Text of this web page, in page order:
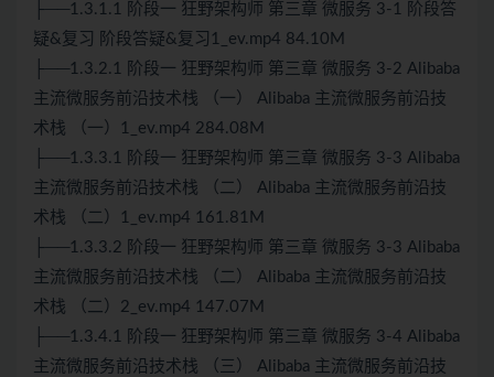
├──1.3.1.1 阶段一 狂野架构师 第三章 微服务 3-1 阶段答
疑&复习 阶段答疑&复习1_ev.mp4 84.10M
├──1.3.2.1 阶段一 狂野架构师 第三章 微服务 3-2 Alibaba
主流微服务前沿技术栈 （一） Alibaba 主流微服务前沿技
术栈 （一）1_ev.mp4 284.08M
├──1.3.3.1 阶段一 狂野架构师 第三章 微服务 3-3 Alibaba
主流微服务前沿技术栈 （二） Alibaba 主流微服务前沿技
术栈 （二）1_ev.mp4 161.81M
├──1.3.3.2 阶段一 狂野架构师 第三章 微服务 3-3 Alibaba
主流微服务前沿技术栈 （二） Alibaba 主流微服务前沿技
术栈 （二）2_ev.mp4 147.07M
├──1.3.4.1 阶段一 狂野架构师 第三章 微服务 3-4 Alibaba
主流微服务前沿技术栈 （三） Alibaba 主流微服务前沿技